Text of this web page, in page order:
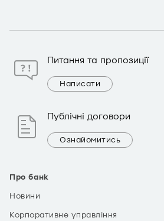
Про банк
Новини
Корпоративне управління
Питання та пропозиції
Написати
Публічні договори
Ознайомитись